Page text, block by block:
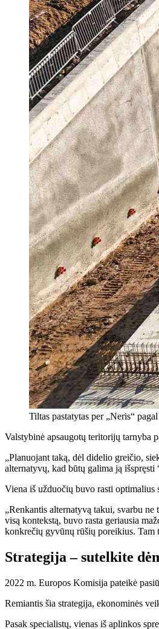
Tiltas pastatytas per „Neris“
Valstybinė apsaugotų teritorijų tarnyba
„Planuojant taką, dėl didelio greičio,
alternatyvų, kad būtų galima ją
Viena iš užduočių buvo rasti optimalius
„Renkantis alternatyvą takui, svarbu
visą kontekstą, buvo rasta geriausia
konkrečių gyvūnų rūšių poreikius. Tam
Strategija – sutelkite
2022 m. Europos Komisija pateikė
Remiantis šia strategija, ekonominės
Pasak specialistų, vienas iš aplinkos